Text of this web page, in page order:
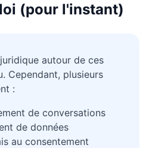
(pour l'instant)
autour de ces
Cependant, plusieurs
:
de conversations
de données
au consentement